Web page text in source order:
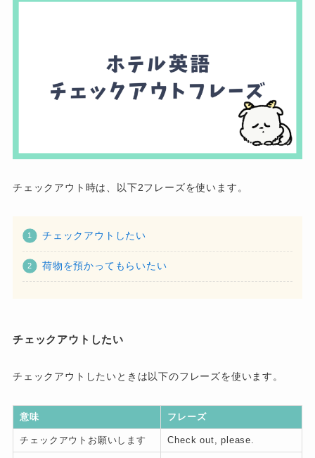
チェックアウト時は、以下2フレーズを使います。
チェックアウトしたい
荷物を預かってもらいたい
チェックアウトしたい
チェックアウトしたいときは以下のフレーズを使います。
意味 フレーズ
チェックアウトお願いします Check out, please.